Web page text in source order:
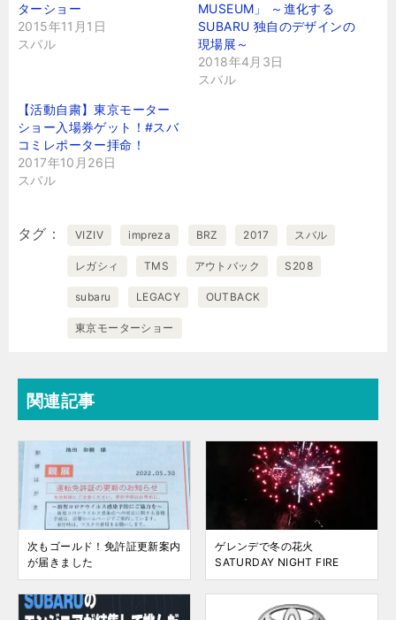
ターショー
2015年11月1日
スバル
MUSEUM」 ～進化する
SUBARU 独自のデザインの
現場展～
2018年4月3日
スバル
【活動自粛】東京モーター
ショー入場券ゲット！#スバ
コミレポーター拝命！
2017年10月26日
スバル
タグ VIZIV impreza BRZ 2017 スバル
レガシィ TMS アウトバック S208
subaru LEGACY OUTBACK
東京モーターショー
関連記事
次もゴールド！免許証更新案内
が届きました
ゲレンデで冬の花火
SATURDAY NIGHT FIRE